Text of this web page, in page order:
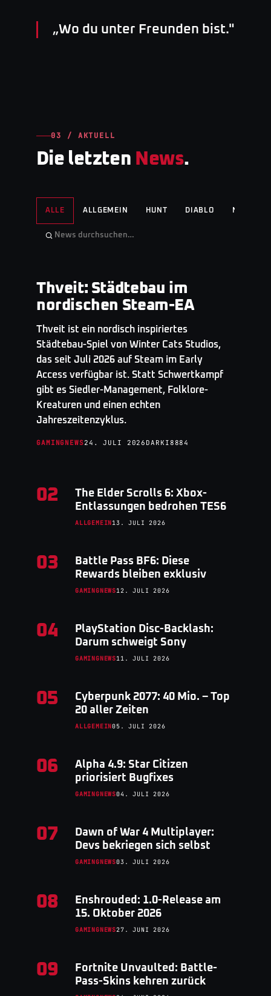
„Wo du unter Freunden bist."
03 / AKTUELL
Die letzten News.
ALLE ALLGEMEIN HUNT DIABLO NO
GAMINGNEWS· TOP STORY
Thveit: Städtebau im
nordischen Steam-EA
Thveit ist ein nordisch inspiriertes
Städtebau-Spiel von Winter Cats Studios,
das seit Juli 2026 auf Steam im Early
Access verfügbar ist. Statt Schwertkampf
gibt es Siedler-Management, Folklore-
Kreaturen und einen echten
Jahreszeitenzyklus.
GAMINGNEWS24. JULI 2026 DARKI8884
02
The Elder Scrolls 6: Xbox-
Entlassungen bedrohen TES6
ALLGEMEIN13. JULI 2026
03
Battle Pass BF6: Diese
Rewards bleiben exklusiv
GAMINGNEWS12. JULI 2026
04
PlayStation Disc-Backlash:
Darum schweigt Sony
GAMINGNEWS11. JULI 2026
05
Cyberpunk 2077: 40 Mio. – Top
20 aller Zeiten
ALLGEMEIN05. JULI 2026
06
Alpha 4.9: Star Citizen
priorisiert Bugfixes
GAMINGNEWS04. JULI 2026
07
Dawn of War 4 Multiplayer:
Devs bekriegen sich selbst
GAMINGNEWS03. JULI 2026
08
Enshrouded: 1.0-Release am
15. Oktober 2026
GAMINGNEWS27. JUNI 2026
09
Fortnite Unvaulted: Battle-
Pass-Skins kehren zurück